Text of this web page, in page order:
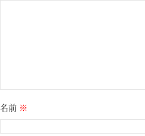
名前 ※